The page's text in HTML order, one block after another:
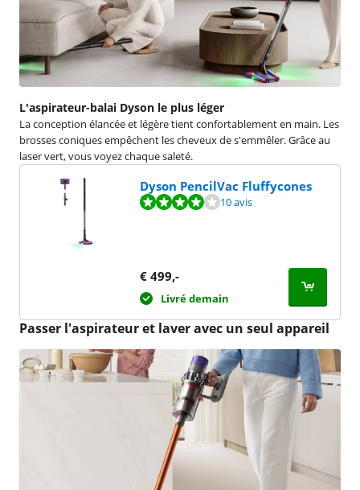
L'aspirateur-balai Dyson le plus léger
La conception élancée et légère tient confortablement en main. Les
brosses coniques empêchent les cheveux de s'emmêler. Grâce au
laser vert, vous voyez chaque saleté.
Dyson PencilVac Fluffycones
La note est de 8,2 sur 10, basée sur 10 avis. 10 avis
€ 499,-
Livré demain
Passer l'aspirateur et laver avec un seul appareil